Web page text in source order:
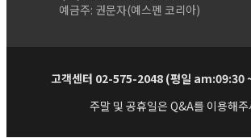
예금주: 권문자(예스펜 코리아)
고객센터 02-575-2048 (평일 am:09:30
주말 및 공휴일은 Q&A를 이용해주